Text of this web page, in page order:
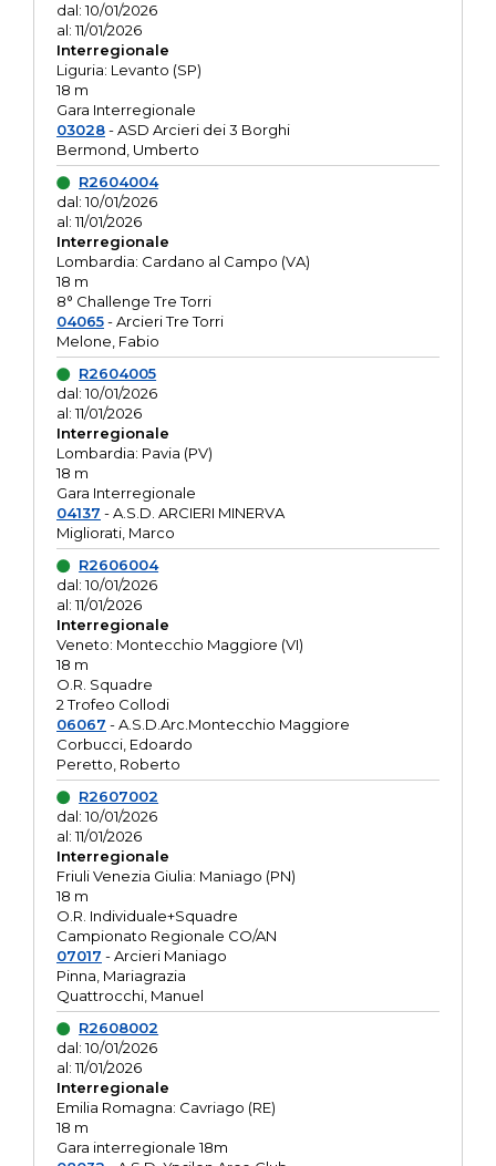
dal: 10/01/2026
al: 11/01/2026
Interregionale
Liguria: Levanto (SP)
18 m
Gara Interregionale
03028- ASD Arcieri dei 3 Borghi
Bermond, Umberto
R2604004
dal: 10/01/2026
al: 11/01/2026
Interregionale
Lombardia: Cardano al Campo (VA)
18 m
8° Challenge Tre Torri
04065- Arcieri Tre Torri
Melone, Fabio
R2604005
dal: 10/01/2026
al: 11/01/2026
Interregionale
Lombardia: Pavia (PV)
18 m
Gara Interregionale
04137 - A.S.D. ARCIERI MINERVA
Migliorati, Marco
R2606004
dal: 10/01/2026
al: 11/01/2026
Interregionale
Veneto: Montecchio Maggiore (VI)
18 m
O.R. Squadre
2 Trofeo Collodi
06067 - A.S.D.Arc.Montecchio Maggiore
Corbucci, Edoardo
Peretto, Roberto
R2607002
dal: 10/01/2026
al: 11/01/2026
Interregionale
Friuli Venezia Giulia: Maniago (PN)
18 m
O.R. Individuale+Squadre
Campionato Regionale CO/AN
07017 - Arcieri Maniago
Pinna, Mariagrazia
Quattrocchi, Manuel
R2608002
dal: 10/01/2026
al: 11/01/2026
Interregionale
Emilia Romagna: Cavriago (RE)
18 m
Gara interregionale 18m